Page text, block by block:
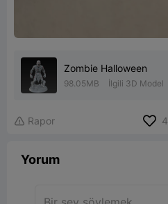
Zombie Halloween
98.05MB İlgili 3D Model
 Rapor 4
Yorum